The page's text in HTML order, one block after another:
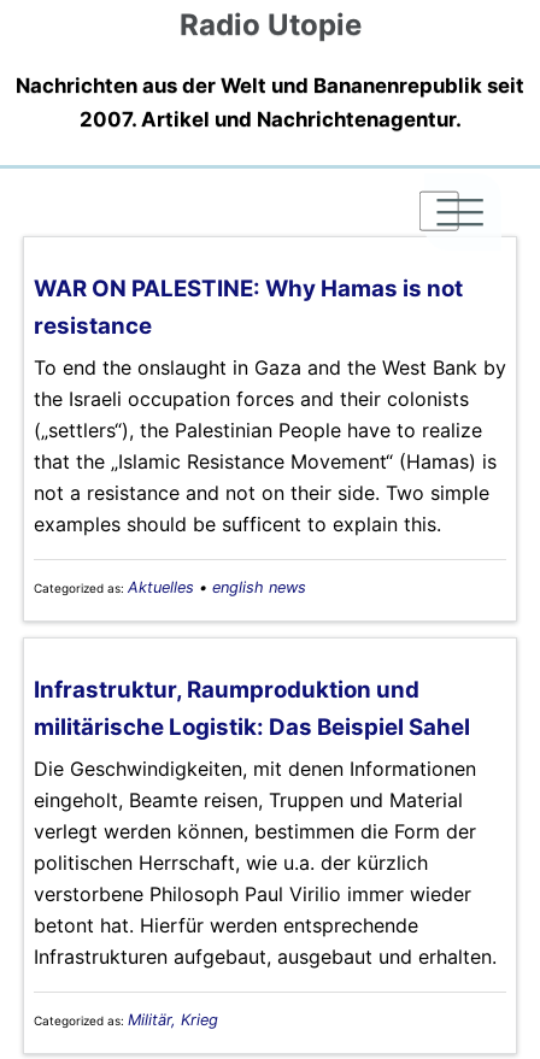
Radio Utopie
Nachrichten aus der Welt und Bananenrepublik seit
2007. Artikel und Nachrichtenagentur.
|
|
|
WAR ON PALESTINE: Why Hamas is not
resistance
To end the onslaught in Gaza and the West Bank by
the Israeli occupation forces and their colonists
(„settlers“), the Palestinian People have to realize
that the „Islamic Resistance Movement“ (Hamas) is
not a resistance and not on their side. Two simple
examples should be sufficent to explain this.
Categorized as: Aktuelles • english news
Infrastruktur, Raumproduktion und
militärische Logistik: Das Beispiel Sahel
Die Geschwindigkeiten, mit denen Informationen
eingeholt, Beamte reisen, Truppen und Material
verlegt werden können, bestimmen die Form der
politischen Herrschaft, wie u.a. der kürzlich
verstorbene Philosoph Paul Virilio immer wieder
betont hat. Hierfür werden entsprechende
Infrastrukturen aufgebaut, ausgebaut und erhalten.
Categorized as: Militär, Krieg